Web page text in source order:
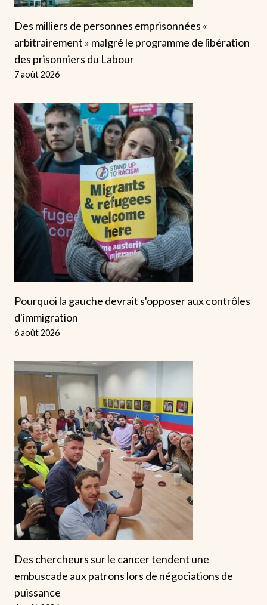
Des milliers de personnes emprisonnées «
arbitrairement » malgré le programme de libération
des prisonniers du Labour
7 août 2026
Pourquoi la gauche devrait s'opposer aux contrôles
d'immigration
6 août 2026
Des chercheurs sur le cancer tendent une
embuscade aux patrons lors de négociations de
puissance